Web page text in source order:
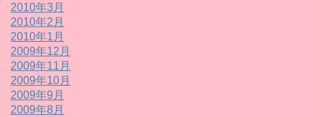
2010年3月
2010年2月
2010年1月
2009年12月
2009年11月
2009年10月
2009年9月
2009年8月